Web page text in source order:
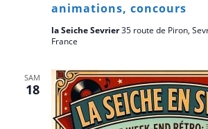
animations, concours
la Seiche Sevrier35 route de Piron,
France
SAM
18